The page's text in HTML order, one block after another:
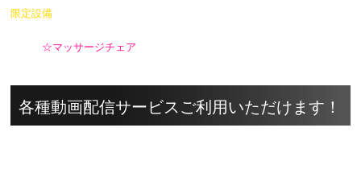
限定設備
☆マッサージチェア
各種動画配信サービスご利用いただけます！